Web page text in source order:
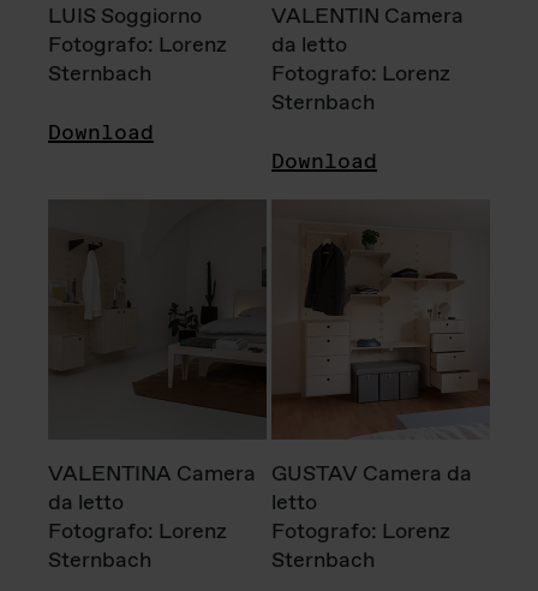
LUIS Soggiorno
Fotografo: Lorenz
Sternbach
Download
VALENTIN Camera
da letto
Fotografo: Lorenz
Sternbach
Download
VALENTINA Camera
da letto
Fotografo: Lorenz
Sternbach
GUSTAV Camera da
letto
Fotografo: Lorenz
Sternbach